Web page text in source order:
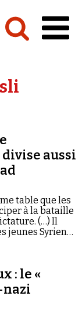
aussi
table que les
à la bataille
(…) Il
jeunes Syriens
: le «
nazi